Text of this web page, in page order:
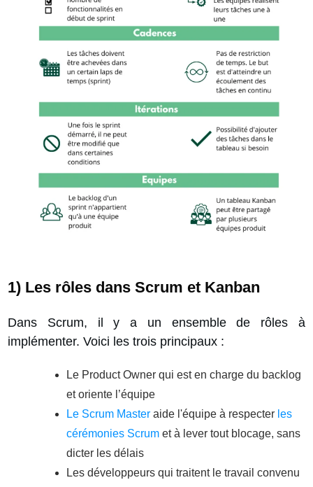
1) Les rôles dans Scrum et Kanban
Dans Scrum, il y a un ensemble de rôles à
implémenter. Voici les trois principaux :
Le Product Owner qui est en charge du backlog
et oriente l’équipe
Le Scrum Master aide l'équipe à respecter les
cérémonies Scrum et à lever tout blocage, sans
dicter les délais
Les développeurs qui traitent le travail convenu